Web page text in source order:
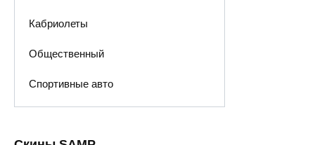
Кабриолеты
Общественный
Спортивные авто